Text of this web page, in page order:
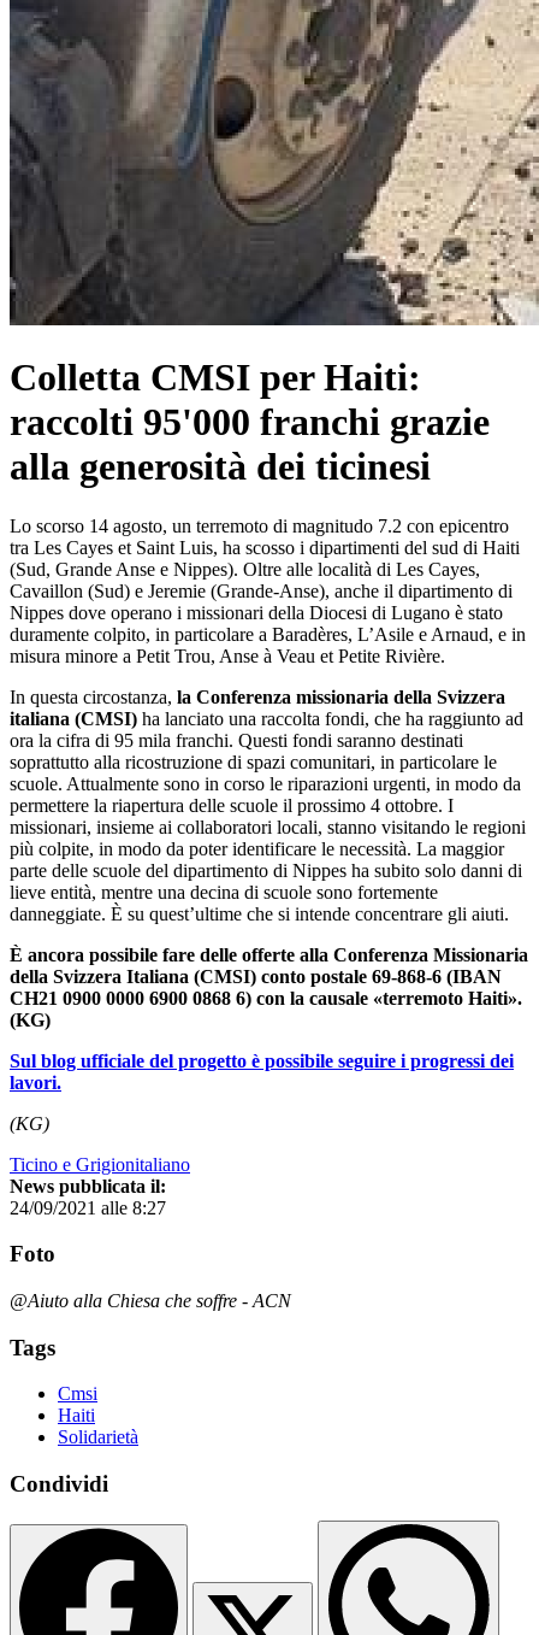
Colletta CMSI per Haiti:
raccolti 95'000 franchi grazie
alla generosità dei ticinesi
Lo scorso 14 agosto, un terremoto di magnitudo 7.2 con epicentro
tra Les Cayes et Saint Luis, ha scosso i dipartimenti del sud di Haiti
(Sud, Grande Anse e Nippes). Oltre alle località di Les Cayes,
Cavaillon (Sud) e Jeremie (Grande-Anse), anche il dipartimento di
Nippes dove operano i missionari della Diocesi di Lugano è stato
duramente colpito, in particolare a Baradères, L’Asile e Arnaud, e in
misura minore a Petit Trou, Anse à Veau et Petite Rivière.
In questa circostanza, la Conferenza missionaria della Svizzera
italiana (CMSI) ha lanciato una raccolta fondi, che ha raggiunto ad
ora la cifra di 95 mila franchi. Questi fondi saranno destinati
soprattutto alla ricostruzione di spazi comunitari, in particolare le
scuole. Attualmente sono in corso le riparazioni urgenti, in modo da
permettere la riapertura delle scuole il prossimo 4 ottobre. I
missionari, insieme ai collaboratori locali, stanno visitando le regioni
più colpite, in modo da poter identificare le necessità. La maggior
parte delle scuole del dipartimento di Nippes ha subito solo danni di
lieve entità, mentre una decina di scuole sono fortemente
danneggiate. È su quest’ultime che si intende concentrare gli aiuti.
È ancora possibile fare delle offerte alla Conferenza Missionaria
della Svizzera Italiana (CMSI) conto postale 69-868-6 (IBAN
CH21 0900 0000 6900 0868 6) con la causale «terremoto Haiti».
(KG)
Sul blog ufficiale del progetto è possibile seguire i progressi dei
lavori.
(KG)
Ticino e Grigionitaliano
News pubblicata il:
24/09/2021 alle 8:27
Foto
@Aiuto alla Chiesa che soffre - ACN
Tags
Cmsi
Haiti
Solidarietà
Condividi